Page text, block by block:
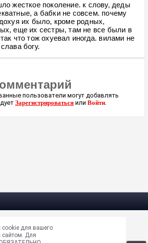
жесткое поколение. к слову, деды
а бабки не совсем. почему
их было, кроме родных,
еще их сестры, там не все были в
что тож охуевал иногда. вилами не
богу.
пользователи могут добавлять
Зарегистрироваться или Войти.
почта —masun@unews.pro
—support@unews.pro
для вашего
сайтом. Для